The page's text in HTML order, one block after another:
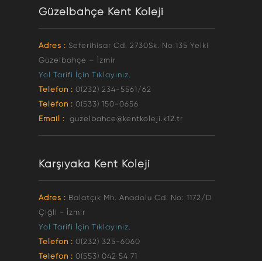
Güzelbahçe Kent Koleji
Adres : Seferihisar Cd. 2730Sk. No:135 Yelki
Güzelbahçe – İzmir
Yol Tarifi İçin Tıklayınız.
Telefon : 0(232) 234-5561/62
Telefon : 0(533) 150-0656
Email : guzelbahce@kentkoleji.k12.tr
Karşıyaka Kent Koleji
Adres : Balatçık Mh. Anadolu Cd. No: 1172/D
Çiğli - İzmir
Yol Tarifi İçin Tıklayınız.
Telefon : 0(232) 325-6060
Telefon : 0(553) 042 54 71